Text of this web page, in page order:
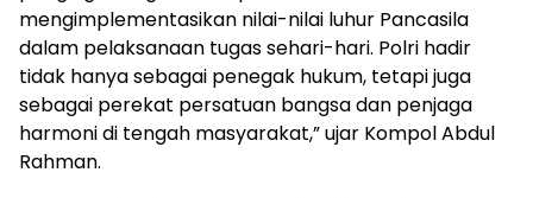
mengimplementasikan nilai-nilai luhur Pancasila
dalam pelaksanaan tugas sehari-hari. Polri hadir
tidak hanya sebagai penegak hukum, tetapi juga
sebagai perekat persatuan bangsa dan penjaga
harmoni di tengah masyarakat,” ujar Kompol Abdul
Rahman.